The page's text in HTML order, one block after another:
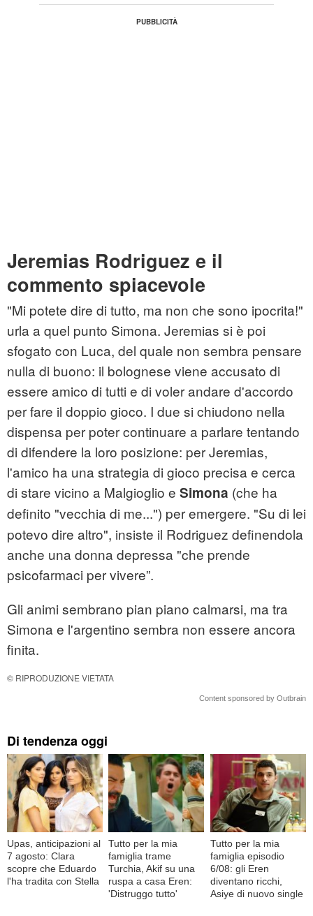
Jeremias Rodriguez e il
commento spiacevole
"Mi potete dire di tutto, ma non che sono ipocrita!"
urla a quel punto Simona. Jeremias si è poi
sfogato con Luca, del quale non sembra pensare
nulla di buono: il bolognese viene accusato di
essere amico di tutti e di voler andare d'accordo
per fare il doppio gioco. I due si chiudono nella
dispensa per poter continuare a parlare tentando
di difendere la loro posizione: per Jeremias,
l'amico ha una strategia di gioco precisa e cerca
di stare vicino a Malgioglio e Simona (che ha
definito "vecchia di me...") per emergere. "Su di lei
potevo dire altro", insiste il Rodriguez definendola
anche una donna depressa "che prende
psicofarmaci per vivere”.
Gli animi sembrano pian piano calmarsi, ma tra
Simona e l'argentino sembra non essere ancora
finita.
© RIPRODUZIONE VIETATA
Content sponsored by Outbrain
Di tendenza oggi
Upas, anticipazioni al
7 agosto: Clara
scopre che Eduardo
l'ha tradita con Stella
Tutto per la mia
famiglia trame
Turchia, Akif su una
ruspa a casa Eren:
'Distruggo tutto'
Tutto per la mia
famiglia episodio
6/08: gli Eren
diventano ricchi,
Asiye di nuovo single